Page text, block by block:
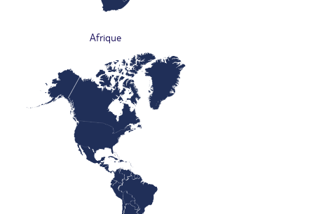
Afrique